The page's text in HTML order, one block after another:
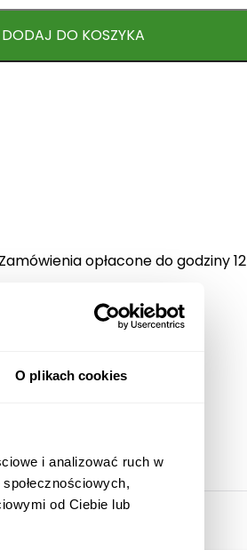
O plikach cookies
i analizować ruch w
od Ciebie lub
DODAJ DO KOSZYKA
opłacone do godziny 12